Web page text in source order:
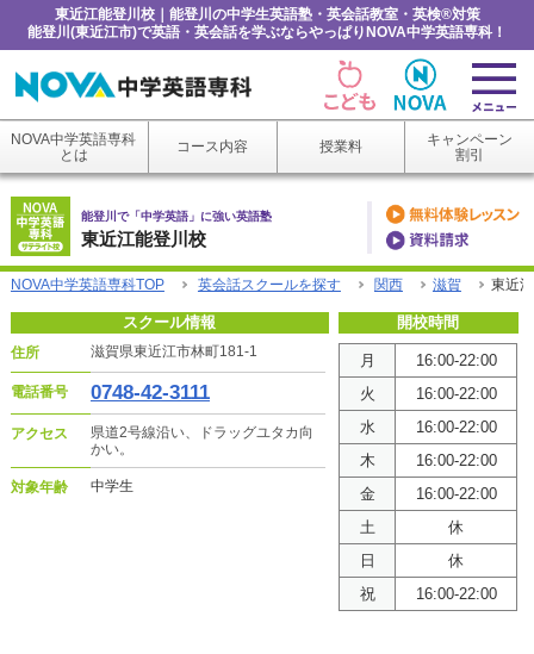
東近江能登川校｜能登川の中学生英語塾・英会話教室・英検®対策
能登川(東近江市)で英語・英会話を学ぶならやっぱりNOVA中学英語専科！
NOVA中学英語専科
とは
コース内容 授業料
キャンペーン
割引
東近江能登川校
能登川で「中学英語」に強い英語塾
NOVA中学英語専科TOP 英会話スクールを探す 関西 滋賀 東近
スクール情報
住所 滋賀県東近江市林町181-1
電話番号 0748-42-3111
アクセス
県道2号線沿い、ドラッグユタカ向
かい。
対象年齢 中学生
開校時間
月
16:00-22:00
火
16:00-22:00
水
16:00-22:00
木
16:00-22:00
金
16:00-22:00
土
休
日
休
祝
16:00-22:00